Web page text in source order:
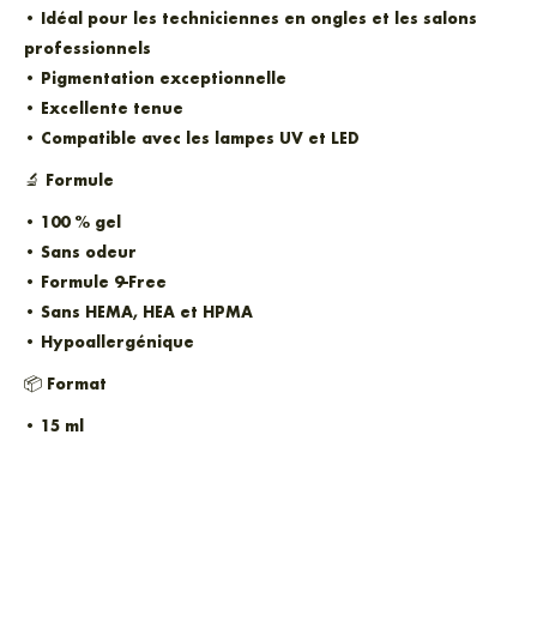
• Idéal pour les techniciennes en ongles et les salons
professionnels
• Pigmentation exceptionnelle
• Excellente tenue
• Compatible avec les lampes UV et LED
🔬 Formule
• 100 % gel
• Sans odeur
• Formule 9-Free
• Sans HEMA, HEA et HPMA
• Hypoallergénique
📦 Format
• 15 ml